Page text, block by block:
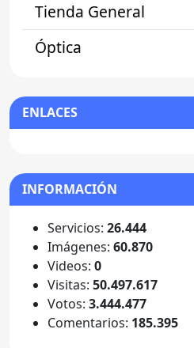
Tienda General
Óptica
ENLACES
INFORMACIÓN
Servicios: 26.444
Imágenes: 60.870
Videos: 0
Visitas: 50.497.617
Votos: 3.444.477
Comentarios: 185.395